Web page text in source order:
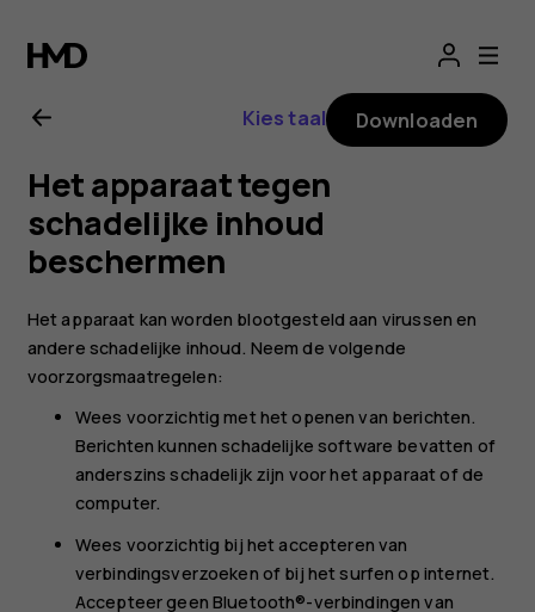
Nokia
225
4G
(2024)
Kies taal Downloaden
Het apparaat tegen
schadelijke inhoud
beschermen
Het apparaat kan worden blootgesteld aan virussen en
andere schadelijke inhoud. Neem de volgende
voorzorgsmaatregelen:
Wees voorzichtig met het openen van berichten.
Berichten kunnen schadelijke software bevatten of
anderszins schadelijk zijn voor het apparaat of de
computer.
Wees voorzichtig bij het accepteren van
verbindingsverzoeken of bij het surfen op internet.
Accepteer geen Bluetooth®-verbindingen van